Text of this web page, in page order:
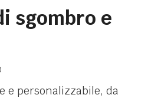
sgombro e
e personalizzabile, da